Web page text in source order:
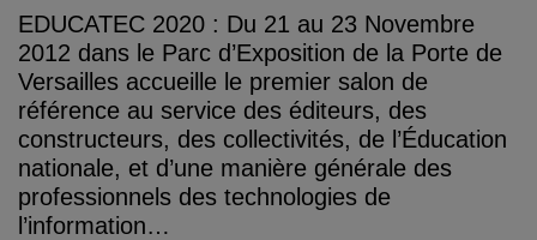
EDUCATEC 2020 : Du 21 au 23 Novembre
2012 dans le Parc d’Exposition de la Porte de
Versailles accueille le premier salon de
référence au service des éditeurs, des
constructeurs, des collectivités, de l’Éducation
nationale, et d’une manière générale des
professionnels des technologies de
l’information…